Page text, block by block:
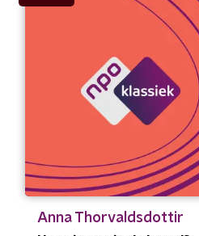
Anna Thorvaldsdottir